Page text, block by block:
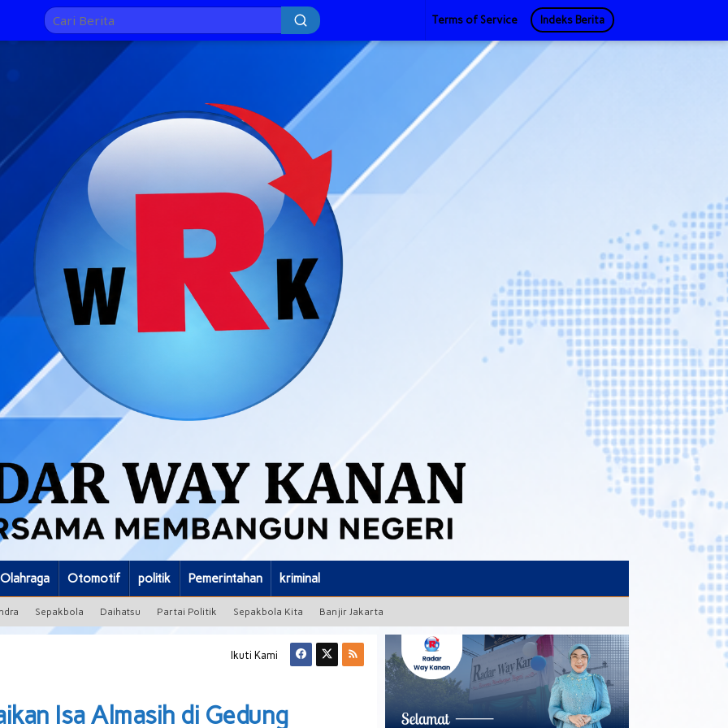
Terms of Service Indeks Berita
Olahraga Otomotif politik Pemerintahan kriminal
Sepakbola Daihatsu Partai Politik Sepakbola Kita Banjir Jakarta
Ikuti Kami
Isa Almasih di Gedung